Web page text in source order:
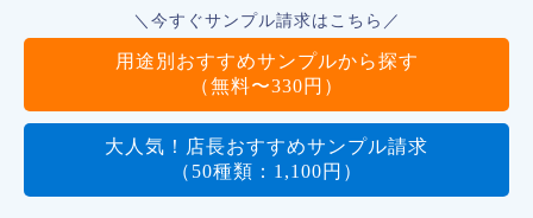
＼今すぐサンプル請求はこちら／
用途別おすすめサンプルから探す
（無料〜330円）
大人気！店長おすすめサンプル請求
（50種類：1,100円）